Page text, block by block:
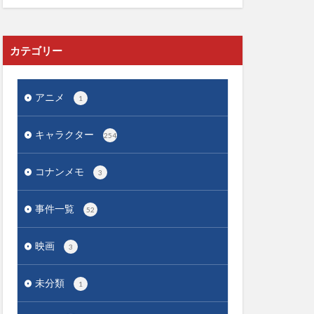
カテゴリー
アニメ 1
キャラクター 254
コナンメモ 3
事件一覧 52
映画 3
未分類 1